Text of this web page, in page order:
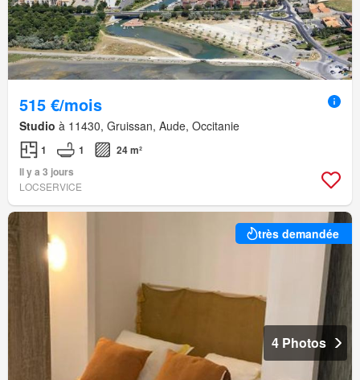
515 €/mois
Studio à 11430, Gruissan, Aude, Occitanie
1 1
24 m²
Il y a 3 jours
LOCSERVICE
très demandée
4 Photos